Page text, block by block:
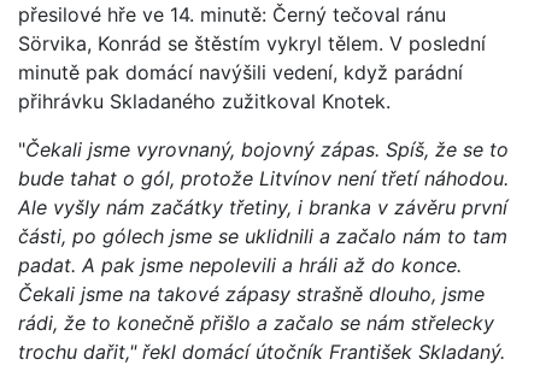
přesilové hře ve 14. minutě: Černý tečoval ránu
Sörvika, Konrád se štěstím vykryl tělem. V poslední
minutě pak domácí navýšili vedení, když parádní
přihrávku Skladaného zužitkoval Knotek.
"Čekali jsme vyrovnaný, bojovný zápas. Spíš, že se to
bude tahat o gól, protože Litvínov není třetí náhodou.
Ale vyšly nám začátky třetiny, i branka v závěru první
části, po gólech jsme se uklidnili a začalo nám to tam
padat. A pak jsme nepolevili a hráli až do konce.
Čekali jsme na takové zápasy strašně dlouho, jsme
rádi, že to konečně přišlo a začalo se nám střelecky
trochu dařit," řekl domácí útočník František Skladaný.